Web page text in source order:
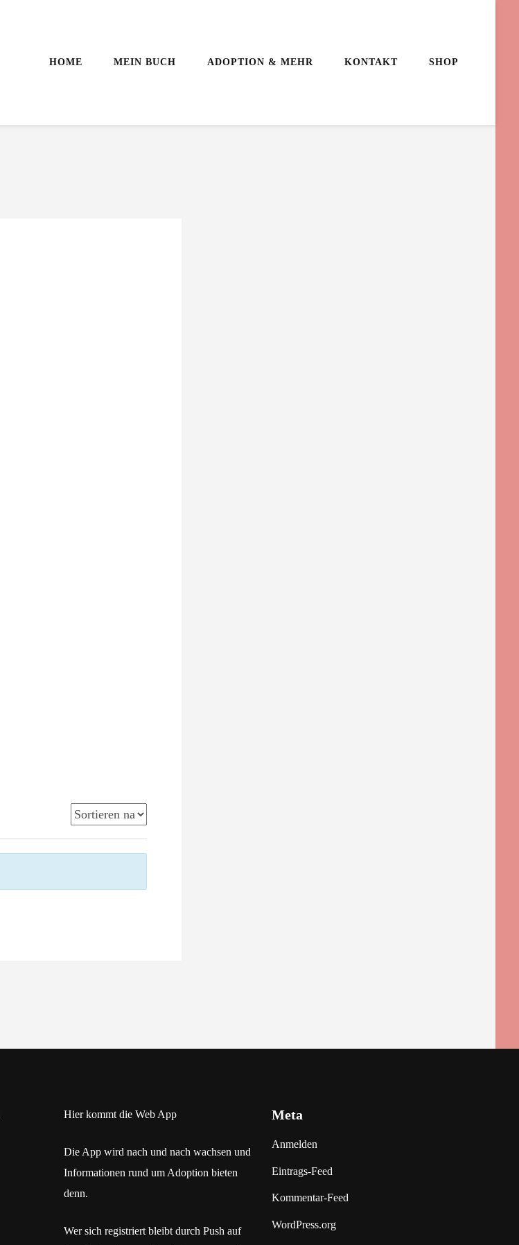
HOME MEIN BUCH ADOPTION & MEHR KONTAKT SHOP
Hier kommt die Web App
Die App wird nach und nach wachsen und
Informationen rund um Adoption bieten
denn.
Wer sich registriert bleibt durch Push auf
Meta
Anmelden
Eintrags-Feed
Kommentar-Feed
WordPress.org